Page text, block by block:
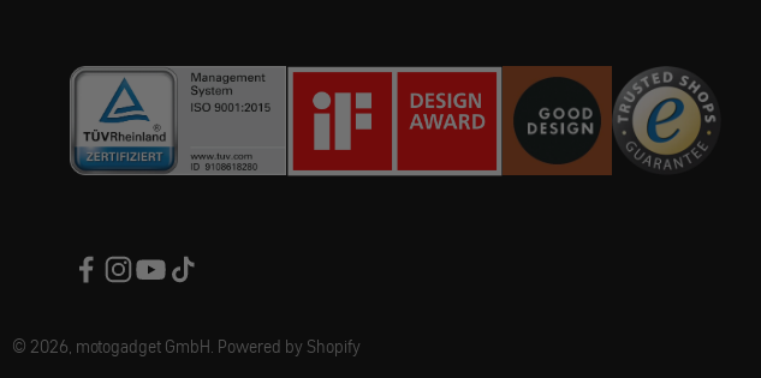
© 2026, motogadget GmbH. Powered by Shopify